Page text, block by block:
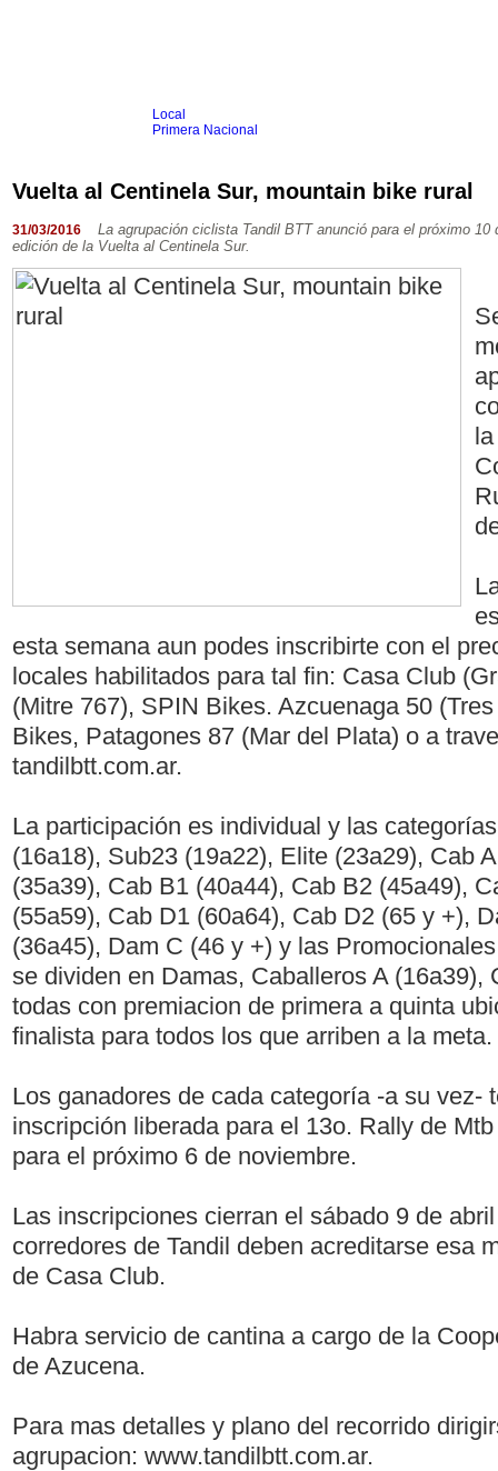
Local
Primera Nacional
Agrario
Boxeo
Ciclismo
Gim. Artística
Golf
Vuelta al Centinela Sur, mountain bike rural
31/03/2016
La agrupación ciclista Tandil BTT anunció para el próximo
edición de la Vuelta al Centinela Sur.
esta semana aun podes inscribirte con el
locales habilitados para tal fin: Casa Club
(Mitre 767), SPIN Bikes. Azcuenaga 50
Bikes, Patagones 87 (Mar del Plata) o a
tandilbtt.com.ar.
La participación es individual y las
(16a18), Sub23 (19a22), Elite (23a29), Cab
(35a39), Cab B1 (40a44), Cab B2 (45a49),
(55a59), Cab D1 (60a64), Cab D2 (65 y +),
(36a45), Dam C (46 y +) y las
se dividen en Damas, Caballeros A (16a39),
todas con premiacion de primera a quinta
finalista para todos los que arriben a la meta.
Los ganadores de cada categoría -a su vez-
inscripción liberada para el 13o. Rally de
para el próximo 6 de noviembre.
Las inscripciones cierran el sábado 9 de
corredores de Tandil deben acreditarse esa
de Casa Club.
Habra servicio de cantina a cargo de la
de Azucena.
Para mas detalles y plano del recorrido
agrupacion: www.tandilbtt.com.ar.